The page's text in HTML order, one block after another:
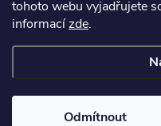
tohoto webu vyjadřujete
informacízde.
Odmítnout
https://
Czech